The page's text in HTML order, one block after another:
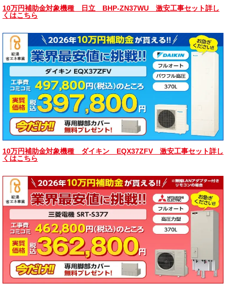
10万円補助金対象機種 日立 BHP-ZN37WU 激安工事セット詳し
くはこちら
10万円補助金対象機種 ダイキン EQX37ZFV 激安工事セット詳し
くはこちら